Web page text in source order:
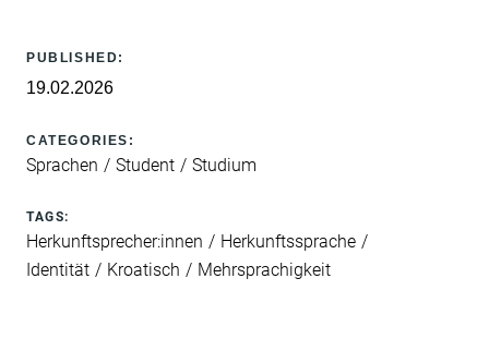
PUBLISHED:
19.02.2026
CATEGORIES:
Sprachen Student Studium
TAGS:
Herkunftsprecher:innen
Herkunftssprache
Identität
Kroatisch Mehrsprachigkeit